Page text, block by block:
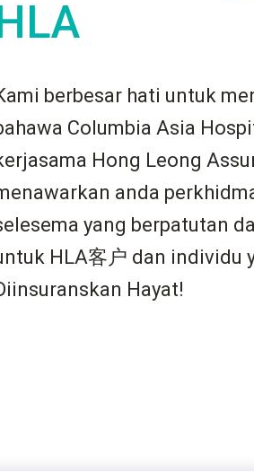
berbesar hati untuk
Columbia Asia
Hong Leong
anda
yang berpatutan
HLA客户 dan individu
Hayat!